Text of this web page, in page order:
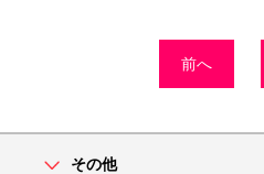
前へ
その他